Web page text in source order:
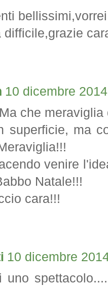
difficile,grazie
10 dicembre
che meraviglia
superficie, ma
venire
Natale!!!
cara!!!
10 dicembre
uno